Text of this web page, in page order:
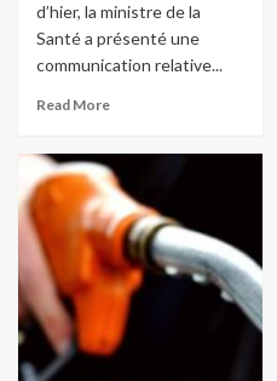
d’hier, la ministre de la
Santé a présenté une
communication relative...
Read More